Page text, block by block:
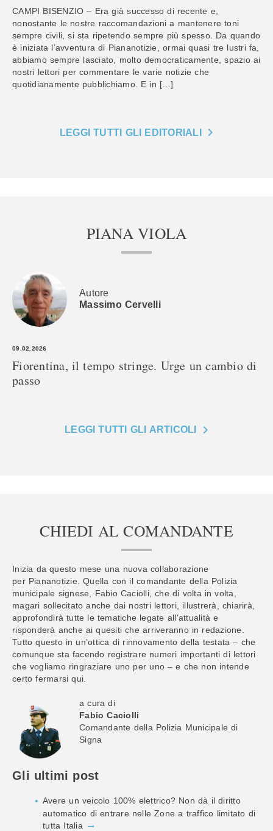
CAMPI BISENZIO – Era già successo di recente e,
nonostante le nostre raccomandazioni a mantenere toni
sempre civili, si sta ripetendo sempre più spesso. Da quando
è iniziata l’avventura di Piananotizie, ormai quasi tre lustri fa,
abbiamo sempre lasciato, molto democraticamente, spazio ai
nostri lettori per commentare le varie notizie che
quotidianamente pubblichiamo. E in […]
LEGGI TUTTI GLI EDITORIALI
PIANA VIOLA
Autore
Massimo Cervelli
09.02.2026
Fiorentina, il tempo stringe. Urge un cambio di
passo
LEGGI TUTTI GLI ARTICOLI
CHIEDI AL COMANDANTE
Inizia da questo mese una nuova collaborazione
per Piananotizie. Quella con il comandante della Polizia
municipale signese, Fabio Caciolli, che di volta in volta,
magari sollecitato anche dai nostri lettori, illustrerà, chiarirà,
approfondirà tutte le tematiche legate all’attualità e
risponderà anche ai quesiti che arriveranno in redazione.
Tutto questo in un’ottica di rinnovamento della testata – che
comunque sta facendo registrare numeri importanti di lettori
che vogliamo ringraziare uno per uno – e che non intende
certo fermarsi qui.
a cura di
Fabio Caciolli
Comandante della Polizia Municipale di
Signa
Gli ultimi post
Avere un veicolo 100% elettrico? Non dà il diritto
automatico di entrare nelle Zone a traffico limitato di
tutta Italia